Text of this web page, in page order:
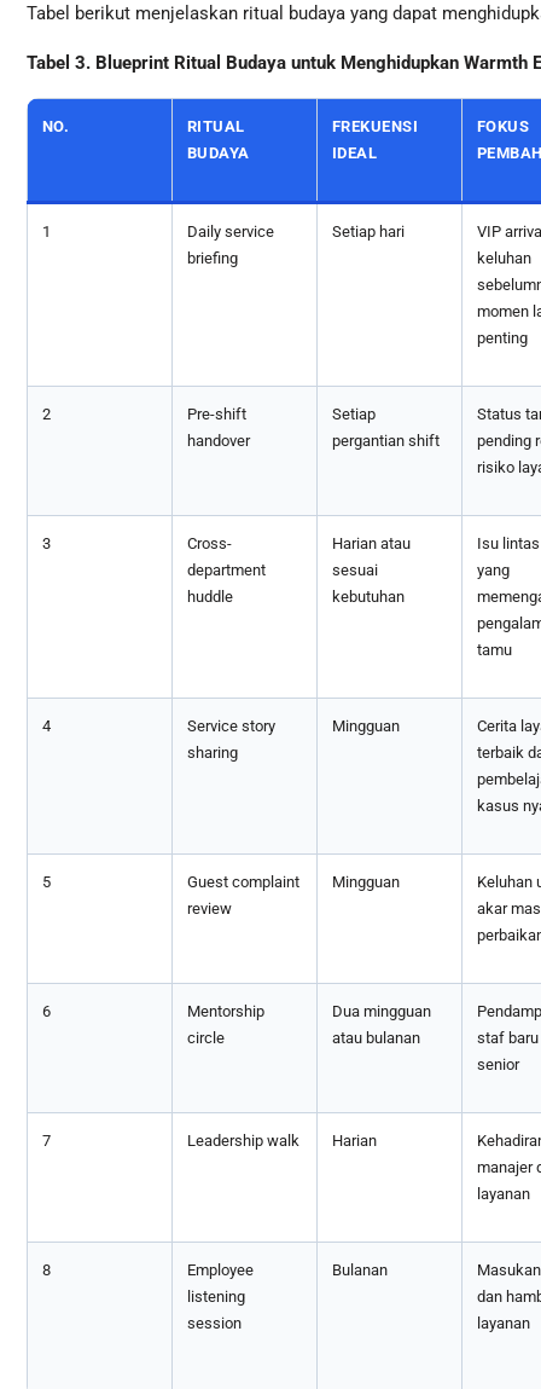
Tabel berikut menjelaskan ritual budaya yang dapat
Tabel 3. Blueprint Ritual Budaya untuk Menghidupkan Warmth
NO.
RITUAL
BUDAYA
FREKUENSI
IDEAL
FOKUS
1
Daily service
briefing
Setiap hari
VIP
keluhan
momen
penting
2
Pre-shift
handover
Setiap
pergantian shift
Status
pending
risiko
3
Cross-
department
huddle
Harian atau
sesuai
kebutuhan
Isu
yang
tamu
4
Service story
sharing
Mingguan
Cerita
terbaik
kasus
5
Guest complaint
review
Mingguan
Keluhan
akar
6
Mentorship
circle
Dua mingguan
atau bulanan
staf baru
senior
7 Leadership walk Harian
manajer
layanan
8
Employee
listening
session
Bulanan
dan
layanan